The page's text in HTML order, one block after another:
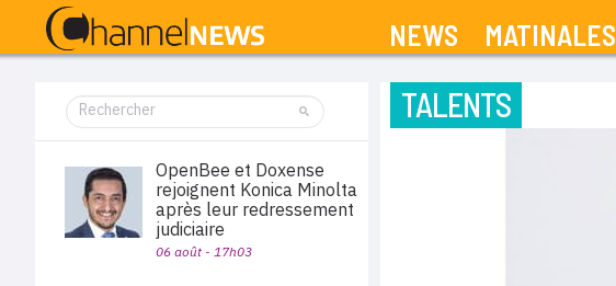
NEWS MATINALES
TALENTS
OpenBee et Doxense
rejoignent Konica Minolta
après leur redressement
judiciaire
06 août - 17h03